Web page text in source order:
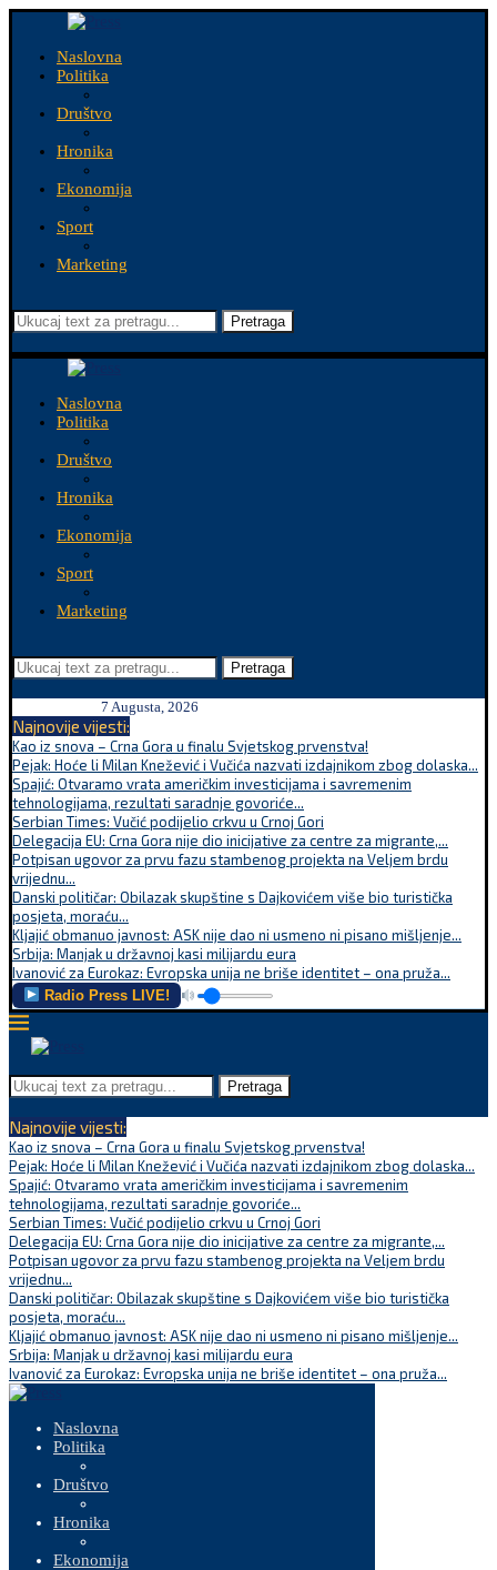
Naslovna
Politika
Društvo
Hronika
Ekonomija
Sport
Marketing
Pretraga
Naslovna
Politika
Društvo
Hronika
Ekonomija
Sport
Marketing
Pretraga
7 Augusta, 2026
Najnovije vijesti:
Kao iz snova – Crna Gora u finalu Svjetskog prvenstva!
Pejak: Hoće li Milan Knežević i Vučića nazvati izdajnikom zbog dolaska...
Spajić: Otvaramo vrata američkim investicijama i savremenim
tehnologijama, rezultati saradnje govoriće...
Serbian Times: Vučić podijelio crkvu u Crnoj Gori
Delegacija EU: Crna Gora nije dio inicijative za centre za migrante,...
Potpisan ugovor za prvu fazu stambenog projekta na Veljem brdu
vrijednu...
Danski političar: Obilazak skupštine s Dajkovićem više bio turistička
posjeta, moraću...
Kljajić obmanuo javnost: ASK nije dao ni usmeno ni pisano mišljenje...
Srbija: Manjak u državnoj kasi milijardu eura
Ivanović za Eurokaz: Evropska unija ne briše identitet – ona pruža...
Radio Press LIVE!
Pretraga
Najnovije vijesti:
Kao iz snova – Crna Gora u finalu Svjetskog prvenstva!
Pejak: Hoće li Milan Knežević i Vučića nazvati izdajnikom zbog dolaska...
Spajić: Otvaramo vrata američkim investicijama i savremenim
tehnologijama, rezultati saradnje govoriće...
Serbian Times: Vučić podijelio crkvu u Crnoj Gori
Delegacija EU: Crna Gora nije dio inicijative za centre za migrante,...
Potpisan ugovor za prvu fazu stambenog projekta na Veljem brdu
vrijednu...
Danski političar: Obilazak skupštine s Dajkovićem više bio turistička
posjeta, moraću...
Kljajić obmanuo javnost: ASK nije dao ni usmeno ni pisano mišljenje...
Srbija: Manjak u državnoj kasi milijardu eura
Ivanović za Eurokaz: Evropska unija ne briše identitet – ona pruža...
Naslovna
Politika
Društvo
Hronika
Ekonomija